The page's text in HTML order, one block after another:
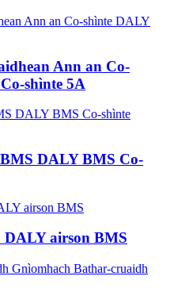
Ann an Co-
shìnte 5A
DALY BMS Co-
DALY airson BMS